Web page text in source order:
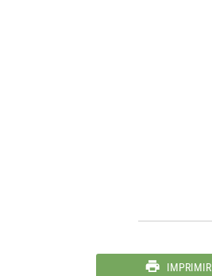
IMPRIMIR